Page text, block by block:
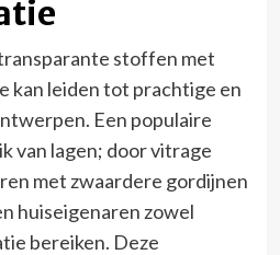
stoffen met
kan leiden tot prachtige en
Een populaire
van lagen; door vitrage
met zwaardere gordijnen
huiseigenaren zowel
bereiken. Deze